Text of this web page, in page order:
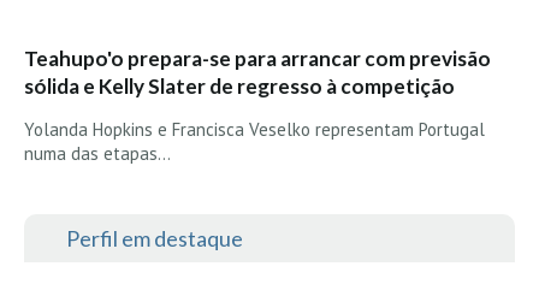
Teahupo'o prepara-se para arrancar com previsão
sólida e Kelly Slater de regresso à competição
Yolanda Hopkins e Francisca Veselko representam Portugal
numa das etapas…
Perfil em destaque